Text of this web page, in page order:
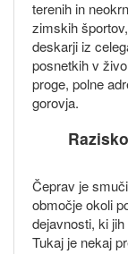
terenih in
zimskih
deskarji iz
posnetkih v
proge, polne
gorovja.
Čeprav je
območje okoli
dejavnosti, ki
Tukaj je nekaj